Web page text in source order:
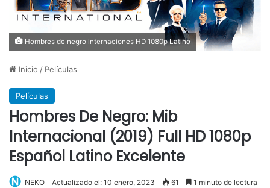
Hombres de negro internaciones HD 1080p Latino
Inicio / Películas
Películas
Hombres De Negro: Mib
Internacional (2019) Full HD 1080p
Español Latino Excelente
NEKO Actualizado el: 10 enero, 2023 61 1 minuto de lectura